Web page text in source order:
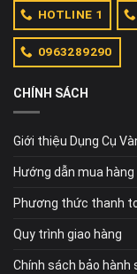
HOTLINE 1
0963289290
CHÍNH SÁCH
Giới thiệu Dụng Cụ
Hướng dẫn mua hàng
Phương thức thanh
Quy trình giao hàng
Chính sách bảo hành